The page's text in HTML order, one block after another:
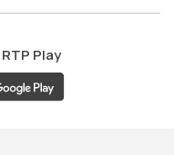
RTP Play